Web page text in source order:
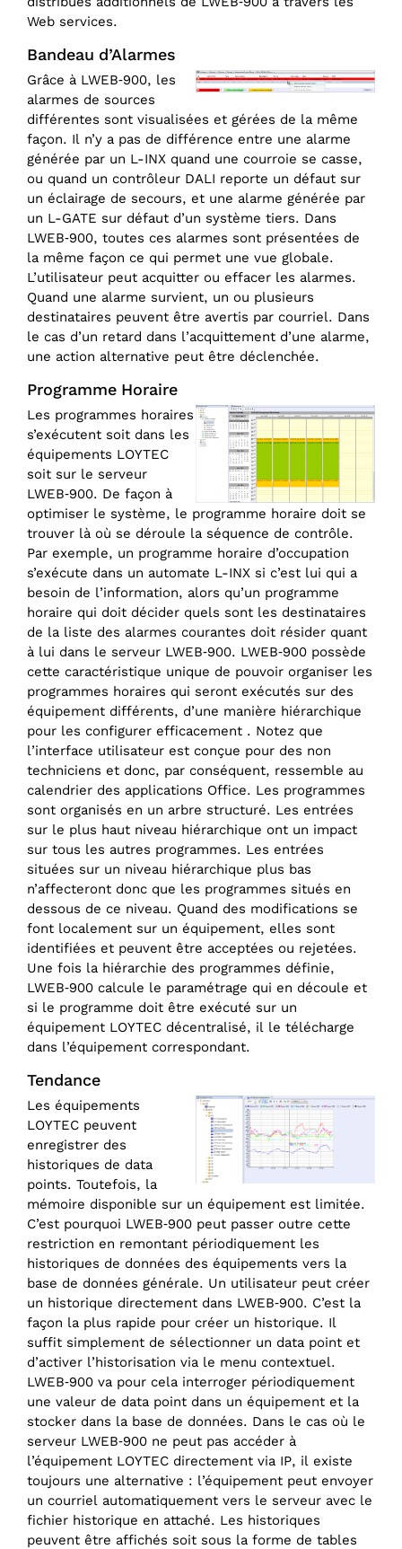
Web services.
Bandeau d’Alarmes
Grâce à LWEB‑900, les
alarmes de sources
différentes sont visualisées et gérées de la même
façon. Il n’y a pas de différence entre une alarme
générée par un L-INX quand une courroie se casse,
ou quand un contrôleur DALI reporte un défaut sur
un éclairage de secours, et une alarme générée par
un L-GATE sur défaut d’un système tiers. Dans
LWEB‑900, toutes ces alarmes sont présentées de
la même façon ce qui permet une vue globale.
L’utilisateur peut acquitter ou effacer les alarmes.
Quand une alarme survient, un ou plusieurs
destinataires peuvent être avertis par courriel. Dans
le cas d’un retard dans l’acquittement d’une alarme,
une action alternative peut être déclenchée.
Programme Horaire
Les programmes horaires
s’exécutent soit dans les
équipements LOYTEC
soit sur le serveur
LWEB‑900. De façon à
optimiser le système, le programme horaire doit se
trouver là où se déroule la séquence de contrôle.
Par exemple, un programme horaire d’occupation
s’exécute dans un automate L-INX si c’est lui qui a
besoin de l’information, alors qu’un programme
horaire qui doit décider quels sont les destinataires
de la liste des alarmes courantes doit résider quant
à lui dans le serveur LWEB‑900. LWEB‑900 possède
cette caractéristique unique de pouvoir organiser les
programmes horaires qui seront exécutés sur des
équipement différents, d’une manière hiérarchique
pour les configurer efficacement . Notez que
l’interface utilisateur est conçue pour des non
techniciens et donc, par conséquent, ressemble au
calendrier des applications Office. Les programmes
sont organisés en un arbre structuré. Les entrées
sur le plus haut niveau hiérarchique ont un impact
sur tous les autres programmes. Les entrées
situées sur un niveau hiérarchique plus bas
n’affecteront donc que les programmes situés en
dessous de ce niveau. Quand des modifications se
font localement sur un équipement, elles sont
identifiées et peuvent être acceptées ou rejetées.
Une fois la hiérarchie des programmes définie,
LWEB‑900 calcule le paramétrage qui en découle et
si le programme doit être exécuté sur un
équipement LOYTEC décentralisé, il le télécharge
dans l’équipement correspondant.
Tendance
Les équipements
LOYTEC peuvent
enregistrer des
historiques de data
points. Toutefois, la
mémoire disponible sur un équipement est limitée.
C’est pourquoi LWEB‑900 peut passer outre cette
restriction en remontant périodiquement les
historiques de données des équipements vers la
base de données générale. Un utilisateur peut créer
un historique directement dans LWEB‑900. C’est la
façon la plus rapide pour créer un historique. Il
suffit simplement de sélectionner un data point et
d’activer l’historisation via le menu contextuel.
LWEB‑900 va pour cela interroger périodiquement
une valeur de data point dans un équipement et la
stocker dans la base de données. Dans le cas où le
serveur LWEB‑900 ne peut pas accéder à
l’équipement LOYTEC directement via IP, il existe
toujours une alternative : l’équipement peut envoyer
un courriel automatiquement vers le serveur avec le
fichier historique en attaché. Les historiques
peuvent être affichés soit sous la forme de tables